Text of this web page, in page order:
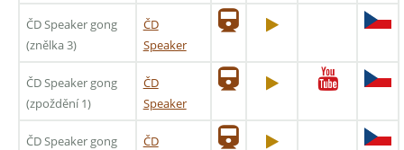
ČD Speaker gong
(znělka 3)
ČD
Speaker
ČD Speaker gong
(zpoždění 1)
ČD
Speaker
ČD Speaker gong
ČD